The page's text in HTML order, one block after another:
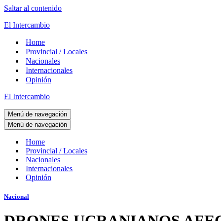
Saltar al contenido
El Intercambio
Home
Provincial / Locales
Nacionales
Internacionales
Opinión
El Intercambio
Menú de navegación
Menú de navegación
Home
Provincial / Locales
Nacionales
Internacionales
Opinión
Nacional